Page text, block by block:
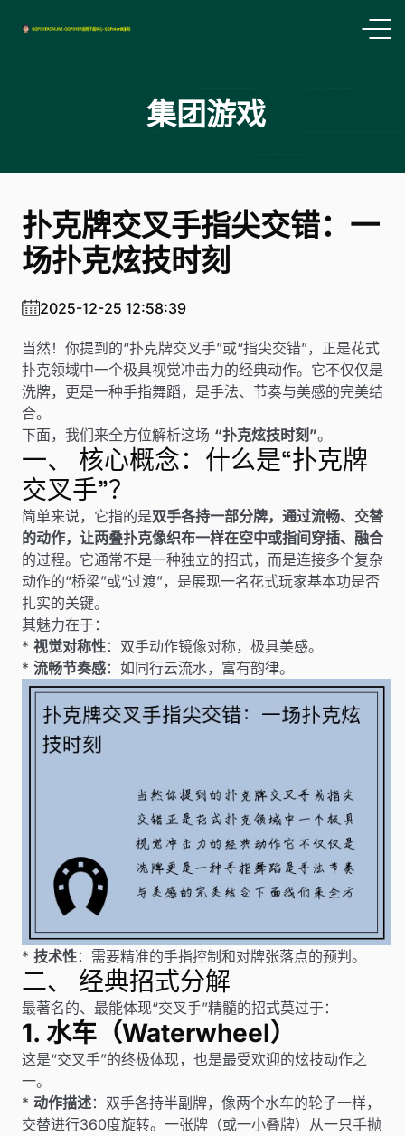
集团游戏
扑克牌交叉手指尖交错：一
场扑克炫技时刻
2025-12-25 12:58:39
当然！你提到的“扑克牌交叉手”或“指尖交错”，正是花式
扑克领域中一个极具视觉冲击力的经典动作。它不仅仅是
洗牌，更是一种手指舞蹈，是手法、节奏与美感的完美结
合。
下面，我们来全方位解析这场 “扑克炫技时刻”。
一、 核心概念：什么是“扑克牌
交叉手”？
简单来说，它指的是双手各持一部分牌，通过流畅、交替
的动作，让两叠扑克像织布一样在空中或指间穿插、融合
的过程。它通常不是一种独立的招式，而是连接多个复杂
动作的“桥梁”或“过渡”，是展现一名花式玩家基本功是否
扎实的关键。
其魅力在于：
* 视觉对称性：双手动作镜像对称，极具美感。
* 流畅节奏感：如同行云流水，富有韵律。
* 技术性：需要精准的手指控制和对牌张落点的预判。
二、 经典招式分解
最著名的、最能体现“交叉手”精髓的招式莫过于：
1. 水车（Waterwheel）
这是“交叉手”的终极体现，也是最受欢迎的炫技动作之
一。
* 动作描述：双手各持半副牌，像两个水车的轮子一样，
交替进行360度旋转。一张牌（或一小叠牌）从一只手抛